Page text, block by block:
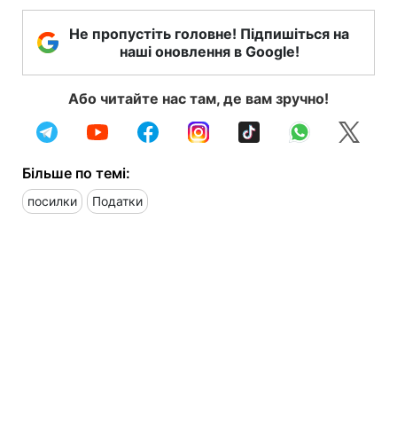
Не пропустіть головне! Підпишіться на
наші оновлення в Google!
Або читайте нас там, де вам зручно!
Більше по темі:
посилки Податки